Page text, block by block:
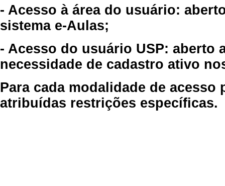
- Acesso à área do usuário:
sistema e-Aulas;
- Acesso do usuário USP: aberto
necessidade de cadastro ativo
Para cada modalidade de
atribuídas restrições específicas.